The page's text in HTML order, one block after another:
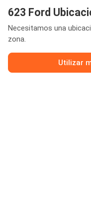
623 Ford
Necesitamos una
zona.
Utilizar